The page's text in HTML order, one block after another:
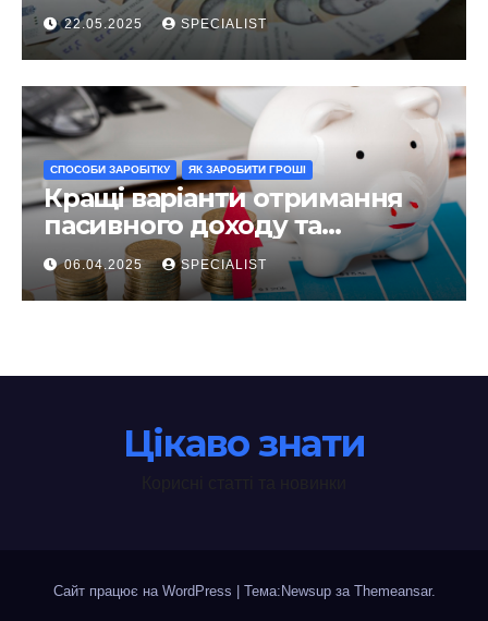
22.05.2025 SPECIALIST
СПОСОБИ ЗАРОБІТКУ ЯК ЗАРОБИТИ ГРОШІ
Кращі варіанти отримання
пасивного доходу та
інвестування у 2025 році
06.04.2025 SPECIALIST
Цікаво знати
Сайт працює на WordPress Тема:Newsup за Themeansar.